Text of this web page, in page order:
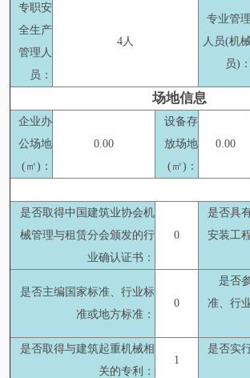
专职安
全生产
管理人
员：
4人
专业管理
人员(机
员)：
场地信息
企业办
公场地
(㎡)：
0.00
设备存
放场地
(㎡)：
0.00
是否取得中国建筑业协会机
械管理与租赁分会颁发的行
业确认证书：
0
是否具
安装工
是否主编国家标准、行业标
准或地方标准：
0
是否
准、行
是否取得与建筑起重机械相
关的专利：
1
是否实